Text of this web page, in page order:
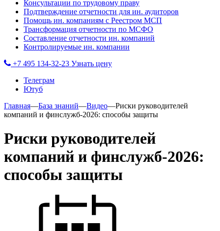
Консультации по трудовому праву
Подтверждение отчетности для ин. аудиторов
Помощь ин. компаниям с Реестром МСП
Трансформация отчетности по МСФО
Составление отчетности ин. компаний
Контролируемые ин. компании
+7 495 134-32-23 Узнать цену
Телеграм
Ютуб
Главная—База знаний—Видео—Риски руководителей
компаний и финслужб-2026: способы защиты
Риски руководителей
компаний и финслужб-2026:
способы защиты